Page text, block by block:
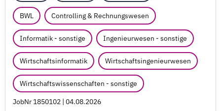
BWL Controlling & Rechnungswesen
Informatik - sonstige Ingenieurwesen - sonstige
Wirtschaftsinformatik Wirtschaftsingenieurwesen
Wirtschaftswissenschaften - sonstige
JobNr 1850102 | 04.08.2026